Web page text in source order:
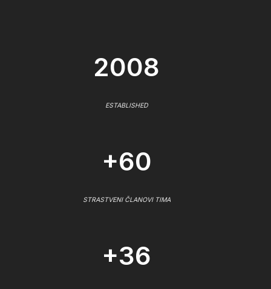
2008
ESTABLISHED
+60
STRASTVENI ČLANOVI TIMA
+36